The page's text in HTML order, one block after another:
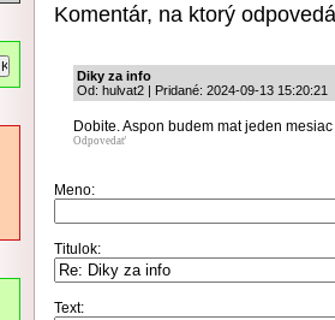
Komentár, na ktorý
Diky za info
Od: hulvat2 | Pridané: 2024-09-13 15:20:21
Dobite. Aspon budem mat jeden
Odpovedať
Meno:
Titulok:
Text: